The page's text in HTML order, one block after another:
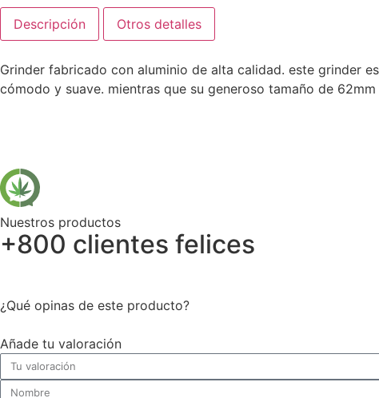
Descripción Otros detalles
Grinder fabricado con aluminio de alta calidad. este grinder
cómodo y suave. mientras que su generoso tamaño de
Nuestros productos
+800 clientes felices
¿Qué opinas de este producto?
Añade tu valoración